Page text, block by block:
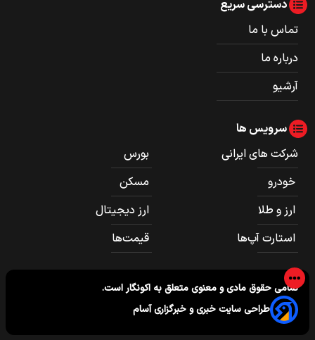
دسترسی سریع
تماس با ما
درباره ما
آرشیو
سرویس ها
شرکت های ایرانی
بورس
خودرو
مسکن
ارز و طلا
ارز دیجیتال
استارت آپ‌ها
قیمت‌ها
تمامی حقوق مادی و معنوی متعلق به اکونگاراست.
طراحی سایت خبری و خبرگزاری آسام